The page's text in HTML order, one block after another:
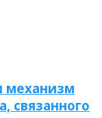
механизм
связанного